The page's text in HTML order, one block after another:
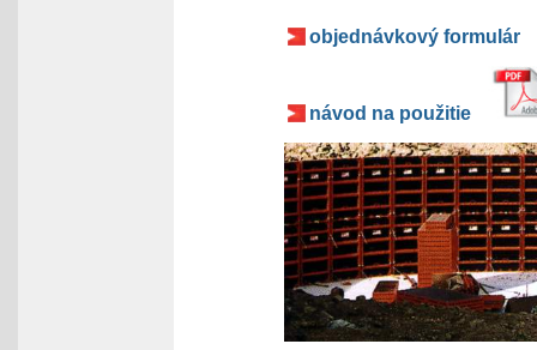
objednávkový formulár
návod na použitie